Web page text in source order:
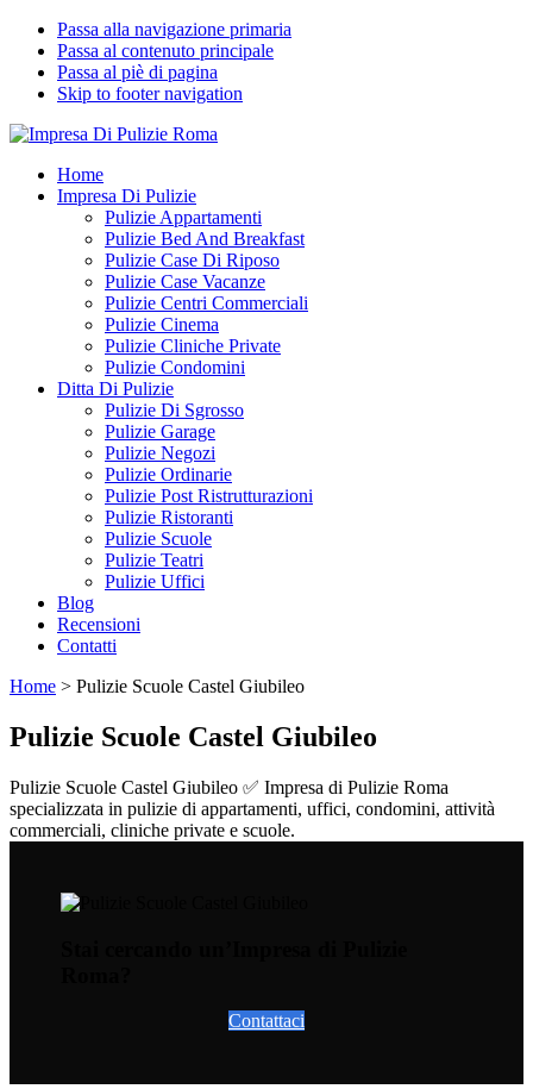
Passa alla navigazione primaria
Passa al contenuto principale
Passa al piè di pagina
Skip to footer navigation
Impresa Di Pulizie Roma
✅ Abitazioni e Attività Commerciali
Home
Impresa Di Pulizie
Pulizie Appartamenti
Pulizie Bed And Breakfast
Pulizie Case Di Riposo
Pulizie Case Vacanze
Pulizie Centri Commerciali
Pulizie Cinema
Pulizie Cliniche Private
Pulizie Condomini
Ditta Di Pulizie
Pulizie Di Sgrosso
Pulizie Garage
Pulizie Negozi
Pulizie Ordinarie
Pulizie Post Ristrutturazioni
Pulizie Ristoranti
Pulizie Scuole
Pulizie Teatri
Pulizie Uffici
Blog
Recensioni
Contatti
Home > Pulizie Scuole Castel Giubileo
Pulizie Scuole Castel Giubileo
Pulizie Scuole Castel Giubileo ✅ Impresa di Pulizie Roma
specializzata in pulizie di appartamenti, uffici, condomini, attività
commerciali, cliniche private e scuole.
Contattaci